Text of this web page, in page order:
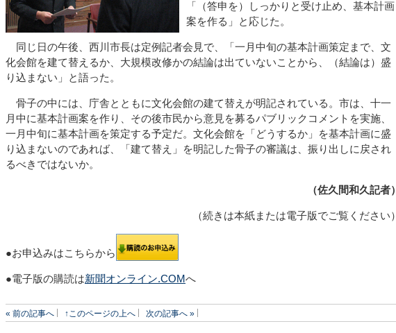
「（答申を）しっかりと受け止め、基本計画
案を作る」と応じた。
同じ日の午後、西川市長は定例記者会見で、「一月中旬の基本計画策定まで、文
化会館を建て替えるか、大規模改修かの結論は出ていないことから、（結論は）盛
り込まない」と語った。
骨子の中には、庁舎とともに文化会館の建て替えが明記されている。市は、十一
月中に基本計画案を作り、その後市民から意見を募るパブリックコメントを実施、
一月中旬に基本計画を策定する予定だ。文化会館を「どうするか」を基本計画に盛
り込まないのであれば、「建て替え」を明記した骨子の審議は、振り出しに戻され
るべきではないか。
（佐久間和久記者）
（続きは本紙または電子版でご覧ください）
●お申込みはこちらから
●電子版の購読は新聞オンライン.COMへ
« 前の記事へ ↑このページの上へ 次の記事へ »